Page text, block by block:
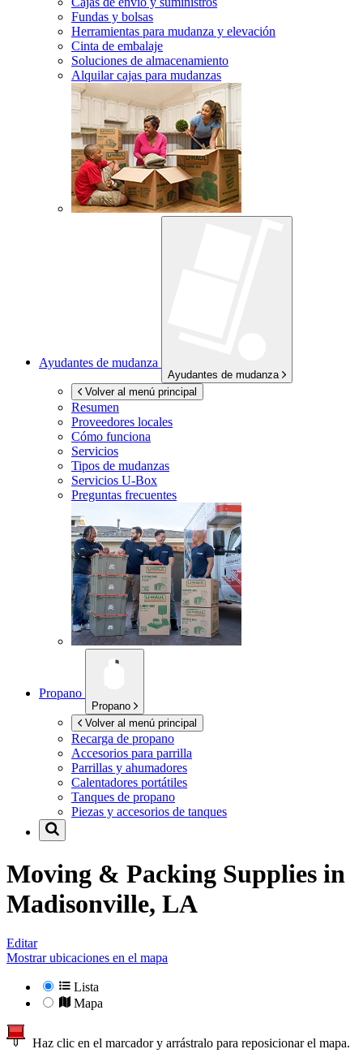
Fundas y bolsas
Herramientas para mudanza y elevación
Cinta de embalaje
Soluciones de almacenamiento
Alquilar cajas para mudanzas
Ayudantes de mudanza
Ayudantes de mudanza
Volver al menú principal
Resumen
Proveedores locales
Cómo funciona
Servicios
Tipos de mudanzas
Servicios U-Box
Preguntas frecuentes
Propano
Propano
Volver al menú principal
Recarga de propano
Accesorios para parrilla
Parrillas y ahumadores
Calentadores portátiles
Tanques de propano
Piezas y accesorios de tanques
Moving & Packing Supplies in
Madisonville, LA
Editar
Mostrar ubicaciones en el mapa
Lista
Mapa
Haz clic en el marcador y arrástralo para reposicionar el mapa.